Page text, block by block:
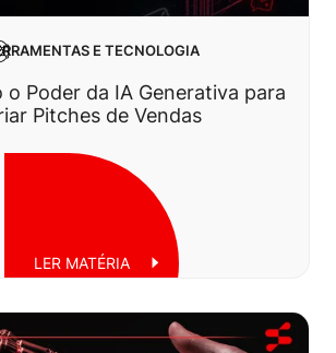
E TECNOLOGIA
o Poder da IA Generativa para
Pitches de Vendas
LER MATÉRIA